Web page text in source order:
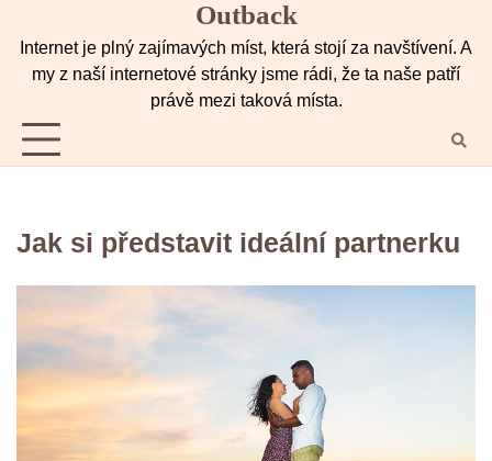
Outback
Internet je plný zajímavých míst, která stojí za navštívení. A
my z naší internetové stránky jsme rádi, že ta naše patří
právě mezi taková místa.
Jak si představit ideální partnerku